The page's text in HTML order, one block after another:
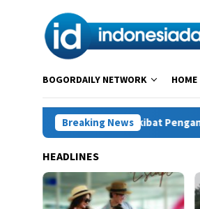
BOGORDAILY NETWORK HOME
Breaking News
Akibat Penganiayaan, Polisi
HEADLINES